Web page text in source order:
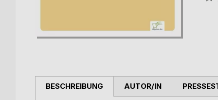
BESCHREIBUNG AUTOR/IN